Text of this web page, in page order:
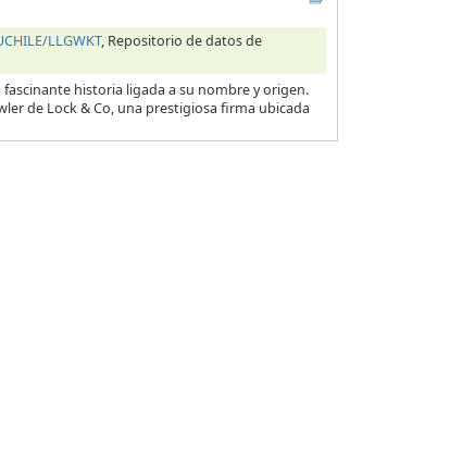
LLGWKT, Repositorio de datos de
fascinante historia ligada a su nombre y origen.
de Lock & Co, una prestigiosa firma ubicada